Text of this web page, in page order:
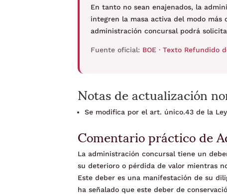
En tanto no sean enajenados, la
integren la masa activa del modo
administración concursal podrá
Fuente oficial: BOE · Texto Refundido
Notas de actualización
Se modifica por el art. único.43 de la
Comentario práctico de
La administración concursal tiene un
su deterioro o pérdida de valor mientras
Este deber es una manifestación de su
ha señalado que este deber de